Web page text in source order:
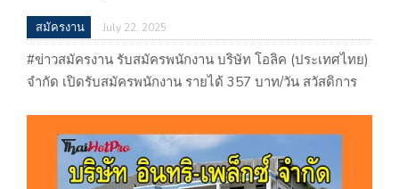
สมัครงาน July 22, 2025
#ข่าวสมัครงาน รับสมัครพนักงาน บริษัท โอลิค (ประเทศไทย)
จำกัด เปิดรับสมัครพนักงาน รายได้ 357 บาท/วัน สวัสดิการ
16 นิคมอุตสาหกรรมบางปะอิน ถนนอุดมสรยุทธ ตำบลบาง
กระสั้น อำเภอบางปะอิน จ.พระนครศรีอยุธยา 13160 แผนที่…